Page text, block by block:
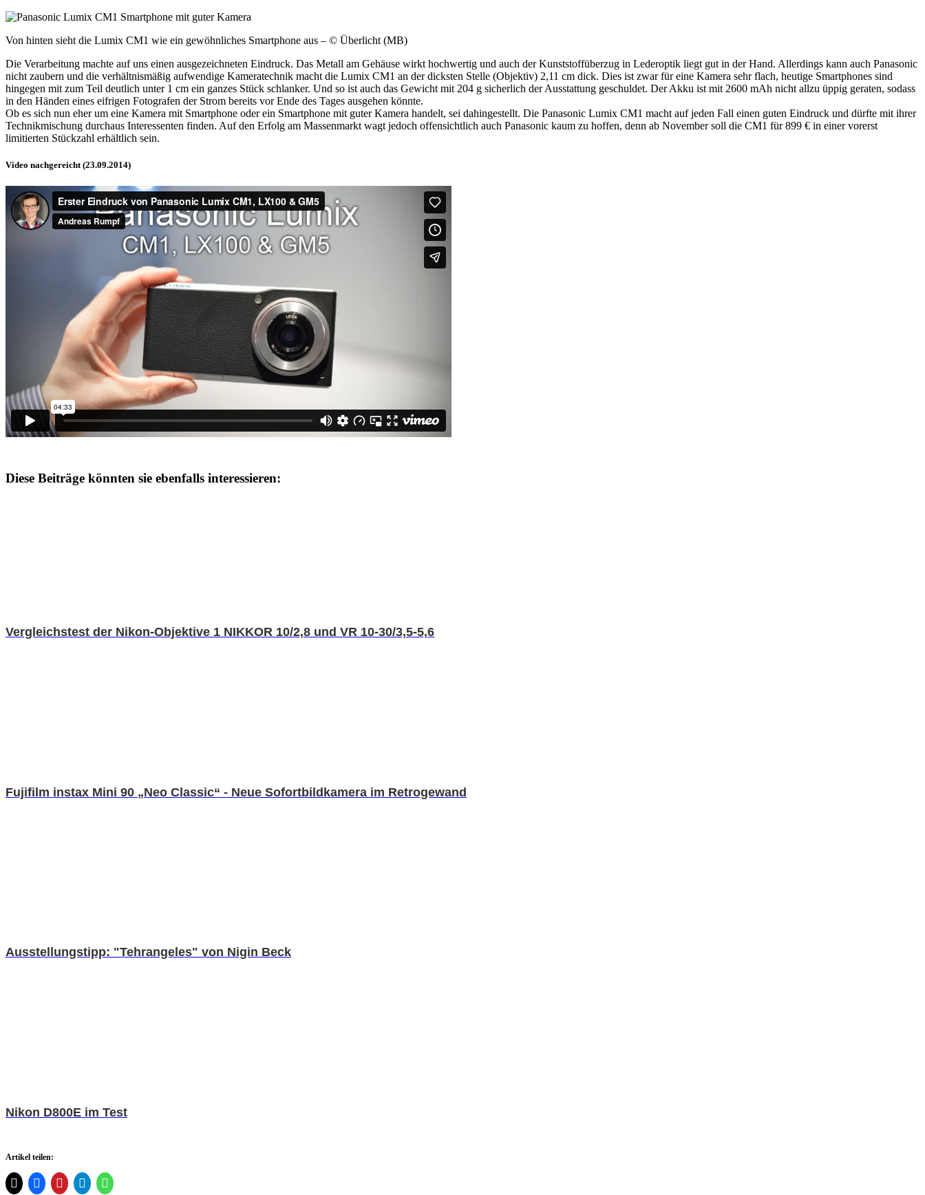
Von hinten sieht die Lumix CM1 wie ein gewöhnliches Smartphone aus – © Überlicht (MB)
Die Verarbeitung machte auf uns einen ausgezeichneten Eindruck. Das Metall am Gehäuse wirkt hochwertig und auch der Kunststoffüberzug in Lederoptik liegt gut in der Hand. Allerdings kann auch Panasonic
nicht zaubern und die verhältnismäßig aufwendige Kameratechnik macht die Lumix CM1 an der dicksten Stelle (Objektiv) 2,11 cm dick. Dies ist zwar für eine Kamera sehr flach, heutige Smartphones sind
hingegen mit zum Teil deutlich unter 1 cm ein ganzes Stück schlanker. Und so ist auch das Gewicht mit 204 g sicherlich der Ausstattung geschuldet. Der Akku ist mit 2600 mAh nicht allzu üppig geraten, sodass
in den Händen eines eifrigen Fotografen der Strom bereits vor Ende des Tages ausgehen könnte.
Ob es sich nun eher um eine Kamera mit Smartphone oder ein Smartphone mit guter Kamera handelt, sei dahingestellt. Die Panasonic Lumix CM1 macht auf jeden Fall einen guten Eindruck und dürfte mit ihrer
Technikmischung durchaus Interessenten finden. Auf den Erfolg am Massenmarkt wagt jedoch offensichtlich auch Panasonic kaum zu hoffen, denn ab November soll die CM1 für 899 € in einer vorerst
limitierten Stückzahl erhältlich sein.
Video nachgereicht (23.09.2014)
Diese Beiträge könnten sie ebenfalls interessieren:
Vergleichstest der Nikon-Objektive 1 NIKKOR 10/2,8 und VR 10-30/3,5-5,6
Fujifilm instax Mini 90 „Neo Classic“ - Neue Sofortbildkamera im Retrogewand
Ausstellungstipp: "Tehrangeles" von Nigin Beck
Nikon D800E im Test
Artikel teilen: